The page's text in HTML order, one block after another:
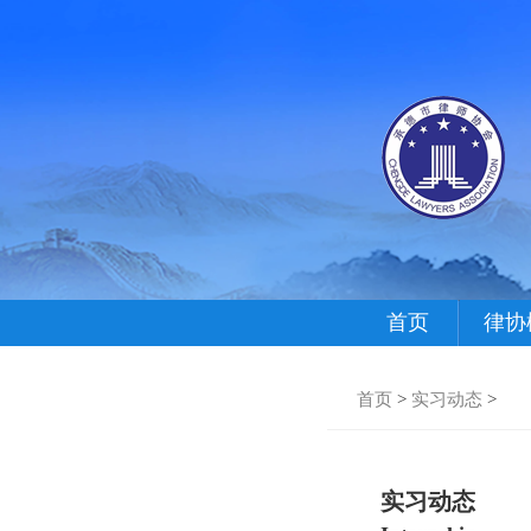
首页 律协
首页 > 实习动态 >
实习动态